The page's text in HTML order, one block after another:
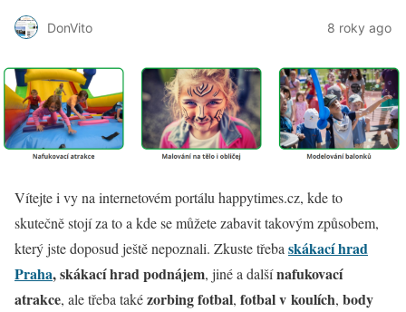
DonVito 8 roky ago
Vítejte i vy na internetovém portálu happytimes.cz, kde to
skutečně stojí za to a kde se můžete zabavit takovým způsobem,
který jste doposud ještě nepoznali. Zkuste třeba skákací hrad
Praha, skákací hrad podnájem, jiné a dalšínafukovací
atrakce, ale třeba takézorbing fotbal, fotbal v koulích, body